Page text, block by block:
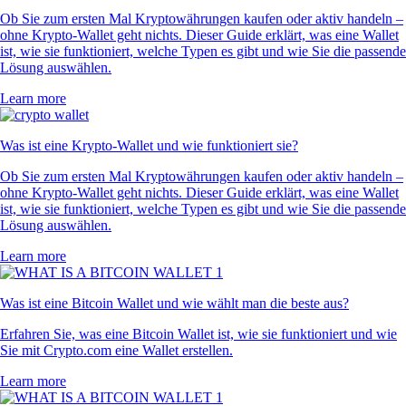
Ob Sie zum ersten Mal Kryptowährungen kaufen oder aktiv handeln –
ohne Krypto-Wallet geht nichts. Dieser Guide erklärt, was eine Wallet
ist, wie sie funktioniert, welche Typen es gibt und wie Sie die passende
Lösung auswählen.
Learn more
Was ist eine Krypto-Wallet und wie funktioniert sie?
Ob Sie zum ersten Mal Kryptowährungen kaufen oder aktiv handeln –
ohne Krypto-Wallet geht nichts. Dieser Guide erklärt, was eine Wallet
ist, wie sie funktioniert, welche Typen es gibt und wie Sie die passende
Lösung auswählen.
Learn more
Was ist eine Bitcoin Wallet und wie wählt man die beste aus?
Erfahren Sie, was eine Bitcoin Wallet ist, wie sie funktioniert und wie
Sie mit Crypto.com eine Wallet erstellen.
Learn more